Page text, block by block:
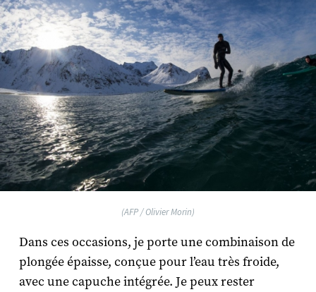
(AFP / Olivier Morin)
Dans ces occasions, je porte une combinaison de
plongée épaisse, conçue pour l’eau très froide,
avec une capuche intégrée. Je peux rester